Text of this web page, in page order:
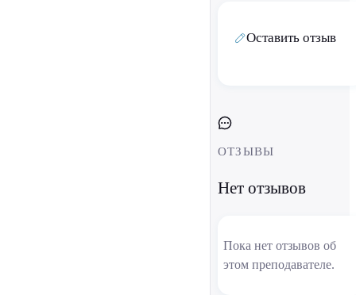
Оставить отзыв
ОТЗЫВЫ
Нет отзывов
Пока нет отзывов об
этом преподавателе.